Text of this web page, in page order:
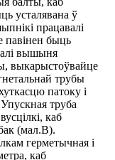
усталявана ў
працавалі
павінен быць
вышыня
выкарыстоўвайце
трубы
патоку і
труба
каб
(мал.B).
герметычная і
каб